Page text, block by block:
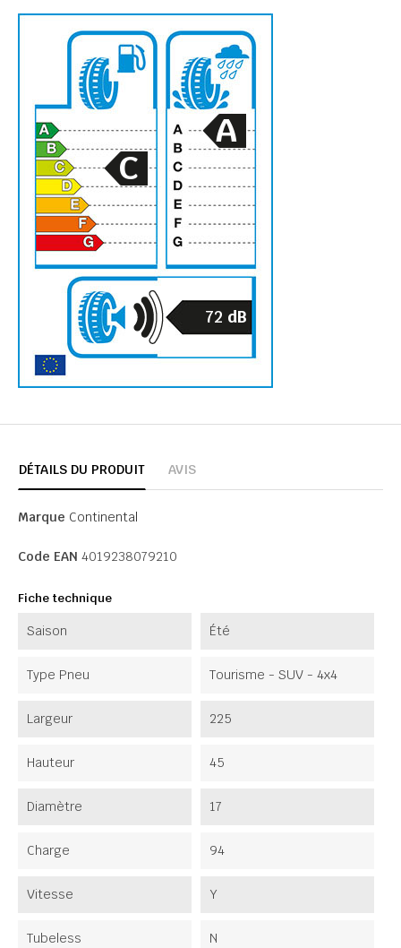
C
A
72 dB
DÉTAILS DU PRODUIT AVIS
Marque Continental
Code EAN 4019238079210
Fiche technique
Saison Été
Type Pneu Tourisme - SUV - 4x4
Largeur 225
Hauteur 45
Diamètre 17
Charge 94
Vitesse Y
Tubeless N